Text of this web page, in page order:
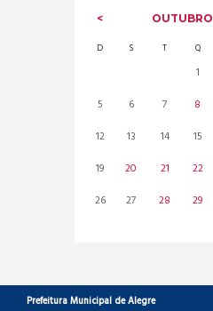
OUTUBRO
D S T Q
1
5
6 7 8
12
13 14 15
19
20 21 22
26
27 28 29
Prefeitura Municipal de Alegre